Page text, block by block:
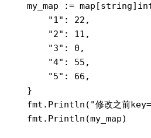
my_map :=
        "1": 22,
        "2": 11,
        "3": 0,
        "4": 55,
        "5": 66,
    }
fmt.Println("修改之前
    fmt.Println(my_map)